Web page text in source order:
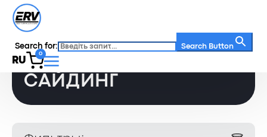
Search for: Search Button
RU
0
Главная / Каталог / Сайдинг
САЙДИНГ